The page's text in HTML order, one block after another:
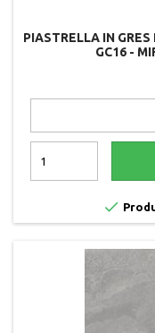
PIASTRELLA IN
GC16 -
